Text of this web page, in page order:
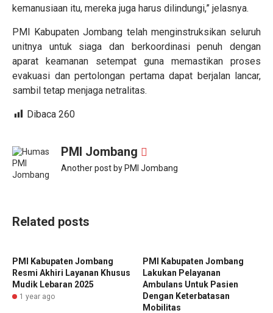
kemanusiaan itu, mereka juga harus dilindungi,” jelasnya.
PMI Kabupaten Jombang telah menginstruksikan seluruh
unitnya untuk siaga dan berkoordinasi penuh dengan
aparat keamanan setempat guna memastikan proses
evakuasi dan pertolongan pertama dapat berjalan lancar,
sambil tetap menjaga netralitas.
Dibaca 260
PMI Jombang
Another post by PMI Jombang
Related posts
PMI Kabupaten Jombang
Resmi Akhiri Layanan Khusus
Mudik Lebaran 2025
1 year ago
PMI Kabupaten Jombang
Lakukan Pelayanan
Ambulans Untuk Pasien
Dengan Keterbatasan
Mobilitas